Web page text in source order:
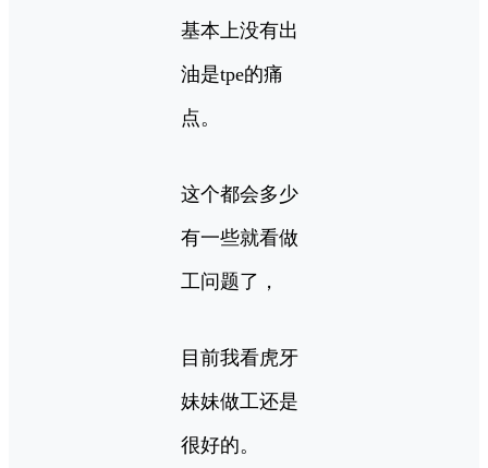
基本上没有出
油是tpe的痛
点。
这个都会多少
有一些就看做
工问题了，
目前我看虎牙
妹妹做工还是
很好的。